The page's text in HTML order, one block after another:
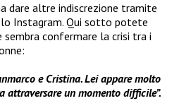
dare altre indiscrezione tramite
Instagram. Qui sotto potete
confermare la crisi tra i
e Cristina. Lei appare molto
attraversare un momento difficile”.